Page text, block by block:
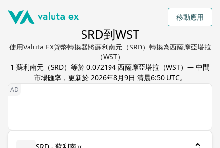
移動應用
SRD到WST
使用Valuta EX貨幣轉換器將蘇利南元（SRD）轉換為西薩摩亞塔拉
（WST）
1 蘇利南元 （SRD）等於 0.072194 西薩摩亞塔拉 （WST）— 中間
市場匯率，更新於 2026年8月9日 清晨6:50 UTC。